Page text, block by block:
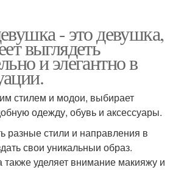
- это девушка,
выглядеть
и элегантно в
стилем и модои, выбирает
одежду, обувь и аксессуары.
разные стили и направления в
свои уникальныи образ.
уделяет внимание макияжу и